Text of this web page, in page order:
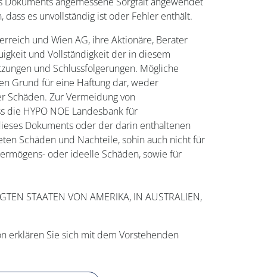
es unvollständig ist oder Fehler enthält.
und Wien AG, ihre Aktionäre, Berater
und Vollständigkeit der in diesem
und Schlussfolgerungen. Mögliche
Grund für eine Haftung dar, weder
Zur Vermeidung von
die HYPO NOE Landesbank für
Dokuments oder der darin enthaltenen
Schäden und Nachteile, sohin auch nicht für
oder ideelle Schäden, sowie für
STAATEN VON AMERIKA, IN AUSTRALIEN,
erklären Sie sich mit dem Vorstehenden